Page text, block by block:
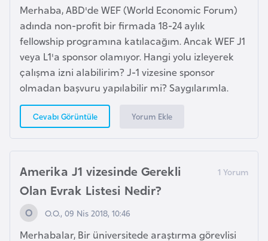
Merhaba, ABD'de WEF (World Economic Forum)
adında non-profit bir firmada 18-24 aylık
fellowship programına katılacağım. Ancak WEF J1
veya L1'a sponsor olamıyor. Hangi yolu izleyerek
çalışma izni alabilirim? J-1 vizesine sponsor
olmadan başvuru yapılabilir mi? Saygılarımla.
Cevabı Görüntüle Yorum Ekle
Amerika J1 vizesinde Gerekli
Olan Evrak Listesi Nedir?
O.O., 09 Nis 2018, 10:46
Merhabalar, Bir üniversitede araştırma görevlisi
h
t
e
n
ş
t
a
n
L
t
v
a